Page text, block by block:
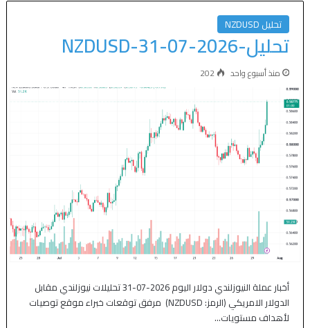
تحليل NZDUSD
تحليل-NZDUSD-31-07-2026
منذ أسبوع واحد 202
أخبار عملة النيوزلندي دولار اليوم 2026-07-31 تحليلات نيوزلندي مقابل
الدولار الامريكي (الرمز: NZDUSD) مرفق توقعات خبراء موقع توصيات
لأهداف مستويات…